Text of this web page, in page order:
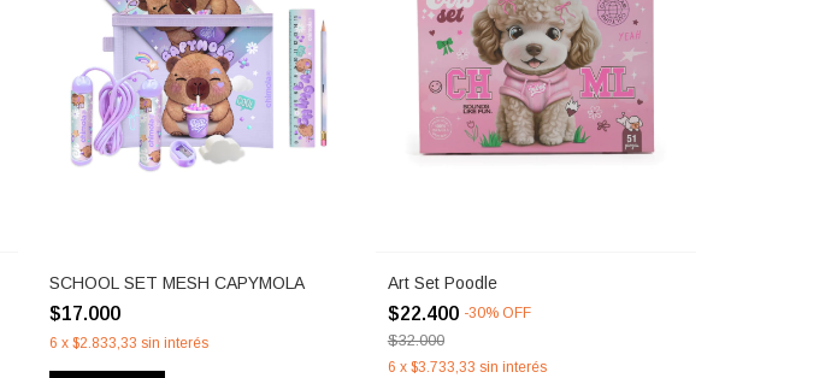
SCHOOL SET MESH CAPYMOLA
$17.000
6 x $2.833,33 sin interés
Art Set Poodle
$22.400 -30% OFF
$32.000
6 x $3.733,33 sin interés